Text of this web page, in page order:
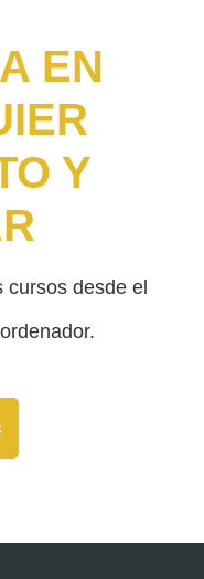
EN
Y
desde el